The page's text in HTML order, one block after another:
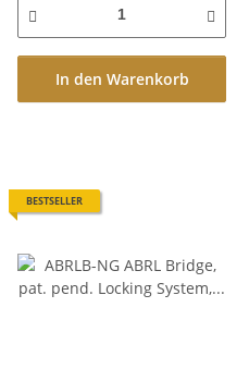
In den Warenkorb
BESTSELLER